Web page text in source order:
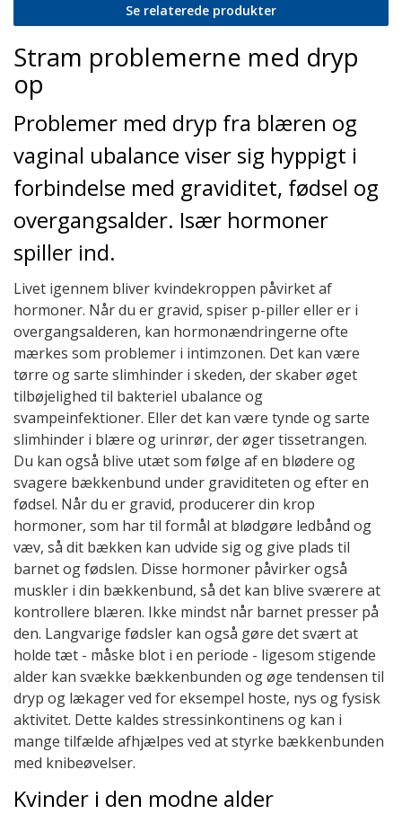
Se relaterede produkter
Stram problemerne med dryp
op
Problemer med dryp fra blæren og
vaginal ubalance viser sig hyppigt i
forbindelse med graviditet, fødsel og
overgangsalder. Især hormoner
spiller ind.
Livet igennem bliver kvindekroppen påvirket af
hormoner. Når du er gravid, spiser p-piller eller er i
overgangsalderen, kan hormonændringerne ofte
mærkes som problemer i intimzonen. Det kan være
tørre og sarte slimhinder i skeden, der skaber øget
tilbøjelighed til bakteriel ubalance og
svampeinfektioner. Eller det kan være tynde og sarte
slimhinder i blære og urinrør, der øger tissetrangen.
Du kan også blive utæt som følge af en blødere og
svagere bækkenbund under graviditeten og efter en
fødsel. Når du er gravid, producerer din krop
hormoner, som har til formål at blødgøre ledbånd og
væv, så dit bækken kan udvide sig og give plads til
barnet og fødslen. Disse hormoner påvirker også
muskler i din bækkenbund, så det kan blive sværere at
kontrollere blæren. Ikke mindst når barnet presser på
den. Langvarige fødsler kan også gøre det svært at
holde tæt - måske blot i en periode - ligesom stigende
alder kan svække bækkenbunden og øge tendensen til
dryp og lækager ved for eksempel hoste, nys og fysisk
aktivitet. Dette kaldes stressinkontinens og kan i
mange tilfælde afhjælpes ved at styrke bækkenbunden
med knibeøvelser.
Kvinder i den modne alder